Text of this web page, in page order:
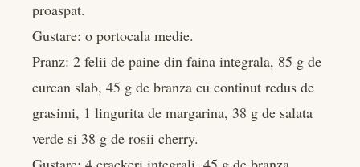
proaspat.
Gustare: o portocala medie.
Pranz: 2 felii de paine din faina integrala, 85 g de
curcan slab, 45 g de branza cu continut redus de
grasimi, 1 lingurita de margarina, 38 g de salata
verde si 38 g de rosii cherry.